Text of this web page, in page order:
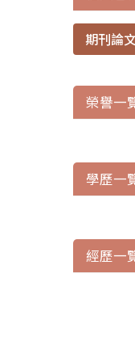
期刊論
榮譽一
學歷一
經歷一